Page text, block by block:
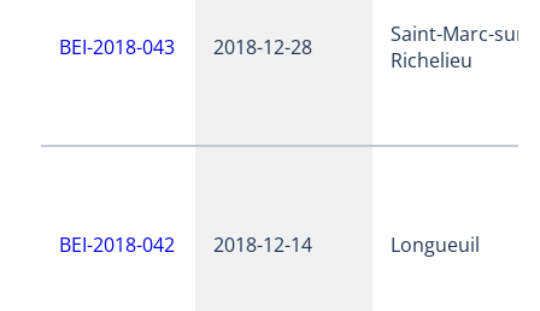
BEI-2018-043 2018-12-28
Saint-Marc-sur-
Richelieu
BEI-2018-042 2018-12-14 Longueuil